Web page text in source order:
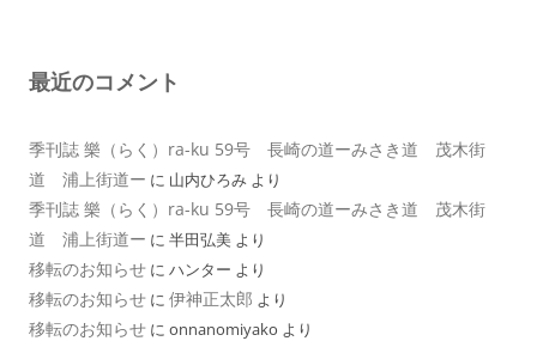
最近のコメント
季刊誌 樂（らく）ra-ku 59号 長崎の道ーみさき道 茂木街
道 浦上街道ー に 山内ひろみ より
季刊誌 樂（らく）ra-ku 59号 長崎の道ーみさき道 茂木街
道 浦上街道ー に 半田弘美 より
移転のお知らせ に ハンター より
移転のお知らせ に 伊神正太郎 より
移転のお知らせ に onnanomiyako より